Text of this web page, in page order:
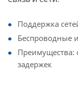
Поддержка
Беспроводные
Преимущества:
задержек